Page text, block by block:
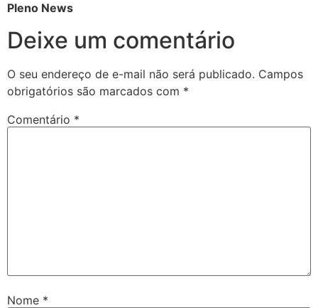
Pleno News
Deixe um comentário
O seu endereço de e-mail não será publicado. Campos
obrigatórios são marcados com *
Comentário *
Nome *